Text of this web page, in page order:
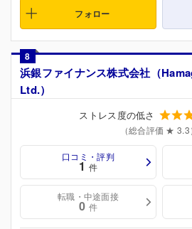
フォロー
8
浜銀ファイナンス株式会社（
Ltd.）
ストレス度の低さ
（総合評価 ★ 3.3
口コミ・評判
1 件
転職・中途面接
0 件